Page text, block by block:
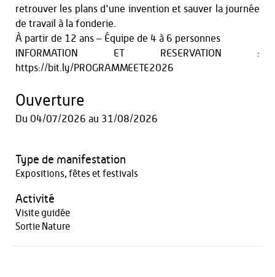
retrouver les plans d'une invention et sauver la journée
de travail à la fonderie.
À partir de 12 ans – Équipe de 4 à 6 personnes
INFORMATION ET RESERVATION :
https://bit.ly/PROGRAMMEETE2026
Ouverture
Du 04/07/2026 au 31/08/2026
Type de manifestation
Expositions, fêtes et festivals
Activité
Visite guidée
Sortie Nature